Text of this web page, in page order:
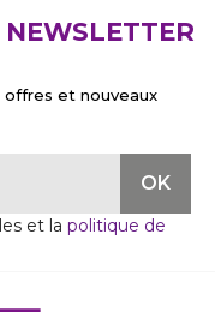
et nouveaux
et la politique de